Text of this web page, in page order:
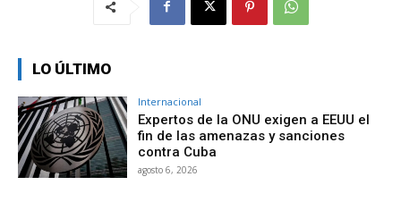
LO ÚLTIMO
Internacional
Expertos de la ONU exigen a EEUU el
fin de las amenazas y sanciones
contra Cuba
agosto 6, 2026